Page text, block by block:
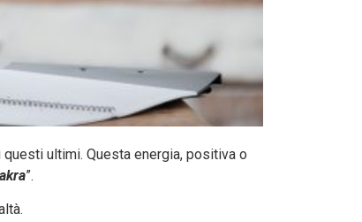
questi ultimi. Questa energia, positiva o
”.